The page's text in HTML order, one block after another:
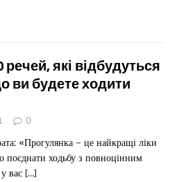
які відбудуться
ви будете ходити
0
«Прогулянка – це найкращі ліки
ходьбу з повноцінним
вас […]